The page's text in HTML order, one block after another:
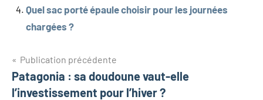
Quel sac porté épaule choisir pour les journées
chargées ?
Navigation
de
Publication précédente
Patagonia : sa doudoune vaut-elle
l’investissement pour l’hiver ?